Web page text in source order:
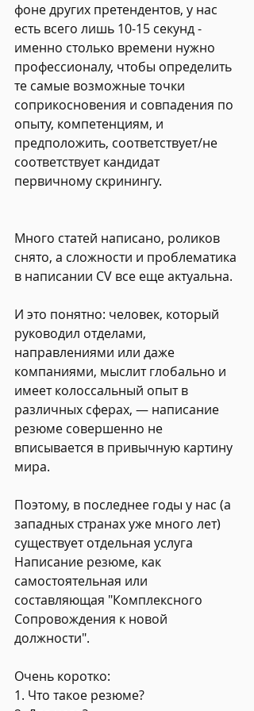
фоне других претендентов, у нас
есть всего лишь 10-15 секунд -
именно столько времени нужно
профессионалу, чтобы определить
те самые возможные точки
соприкосновения и совпадения по
опыту, компетенциям, и
предположить, соответствует/не
соответствует кандидат
первичному скринингу.
​Много статей написано, роликов
снято, а сложности и проблематика
в написании CV все еще актуальна.
И это понятно: человек, который
руководил отделами,
направлениями или даже
компаниями, мыслит глобально и
имеет колоссальный опыт в
различных сферах, — написание
резюме совершенно не
вписывается в привычную картину
мира.
Поэтому, в последнее годы у нас (а
западных странах уже много лет)
существует отдельная услуга
Написание резюме, как
самостоятельная или
составляющая "Комплексного
Сопровождения к новой
должности".
Очень коротко:
1. Что такое резюме?